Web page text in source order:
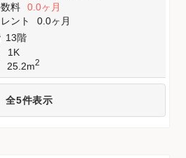
料
0.0ヶ月
ント
0.0ヶ月
13階
1K
25.2m2
全5件表示